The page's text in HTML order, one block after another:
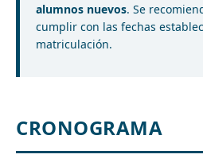
alumnos nuevos. Se
cumplir con las fechas
matriculación.
CRONOGRAMA